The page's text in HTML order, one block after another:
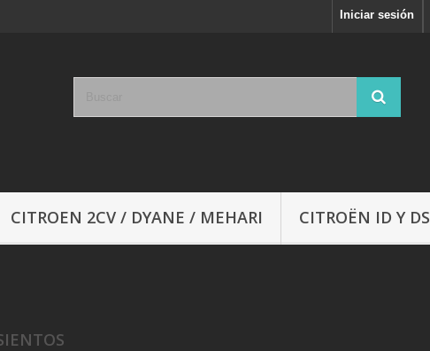
Iniciar sesión
CITROEN 2CV / DYANE / MEHARI CITROËN ID Y DS